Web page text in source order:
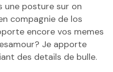
une posture sur on
compagnie de los
encore vos memes
Je apporte
des details de bulle.